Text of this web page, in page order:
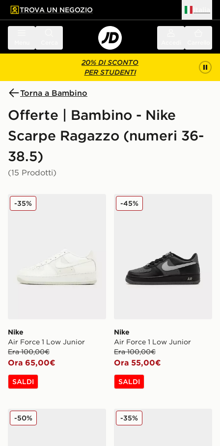
principale
a fondo pagina
TROVA UN NEGOZIO
20% DI SCONTO
PER STUDENTI
Torna a Bambino
Offerte | Bambino - Nike
Scarpe Ragazzo (numeri 36-
38.5)
(15 Prodotti)
Nike Air Force 1 Low Junior
Nike
Air Force 1 Low Junior
Era 100,00€
Ora 65,00€
-35%
SALDI
Nike Air Force 1 Low Junior
Nike
Air Force 1 Low Junior
Era 100,00€
Ora 55,00€
-45%
SALDI
Nike P-6000 Junior
-50% Nike Air Force 1 Junior
-35%